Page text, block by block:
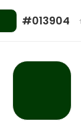
#013904